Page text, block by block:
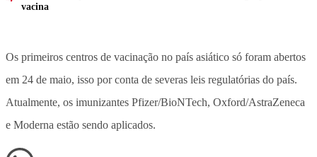
vacina
Os primeiros centros de vacinação no país asiático só foram abertos
em 24 de maio, isso por conta de severas leis regulatórias do país.
Atualmente, os imunizantes Pfizer/BioNTech, Oxford/AstraZeneca
e Moderna estão sendo aplicados.